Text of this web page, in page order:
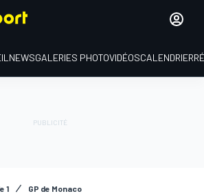
NEWSGALERIES PHOTOVIDÉOSCALENDRIER
1 GP de Monaco